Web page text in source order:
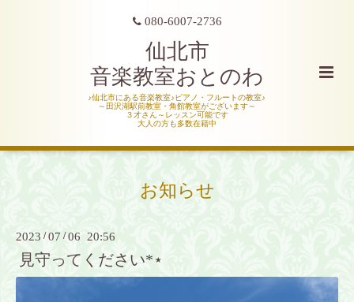
080-6007-2736
仙北市
音楽教室おとのわ
♪仙北市にある音楽教室♪ピアノ・フルートの教室♪
～田沢湖駅前教室・角館教室がございます～
３才さん～レッスン可能です
大人の方も多数在籍中
お知らせ
2023 /07 /06 20:56
見守ってください*⋆